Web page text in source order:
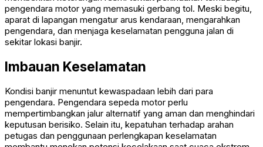
pengendara motor yang memasuki gerbang tol. Meski begitu,
aparat di lapangan mengatur arus kendaraan, mengarahkan
pengendara, dan menjaga keselamatan pengguna jalan di
sekitar lokasi banjir.
Imbauan Keselamatan
Kondisi banjir menuntut kewaspadaan lebih dari para
pengendara. Pengendara sepeda motor perlu
mempertimbangkan jalur alternatif yang aman dan menghindari
keputusan berisiko. Selain itu, kepatuhan terhadap arahan
petugas dan penggunaan perlengkapan keselamatan